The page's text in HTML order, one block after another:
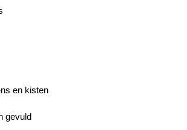
en kisten
gevuld